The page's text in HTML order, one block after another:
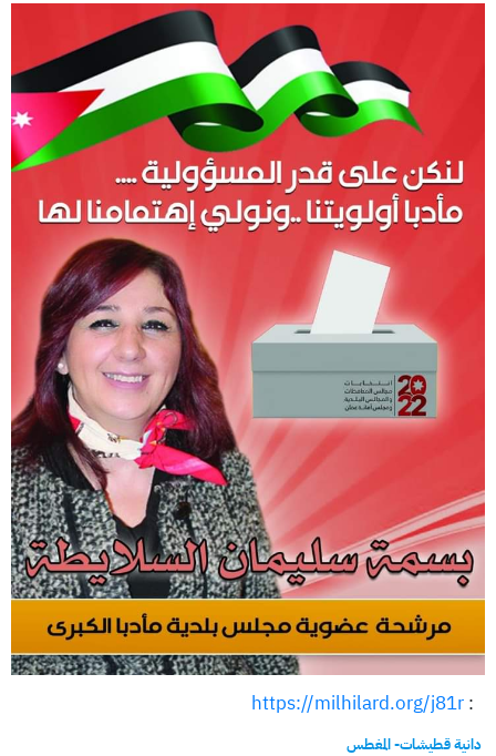
:
https://milhilard.org/j81r
دانية قطيشات- المغطس